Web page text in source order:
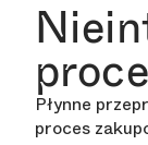
Płynne
proces